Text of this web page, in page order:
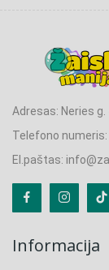
Adresas: Neries g.
Telefono
El.paštas:
Informacija